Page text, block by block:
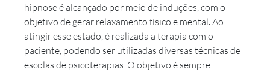
hipnose é alcançado por meio de induções, com o
objetivo de gerar relaxamento físico e mental.Ao
atingir esse estado, é realizada a terapia com o
paciente, podendo ser utilizadas diversas técnicas de
escolas de psicoterapias. O objetivo é sempre